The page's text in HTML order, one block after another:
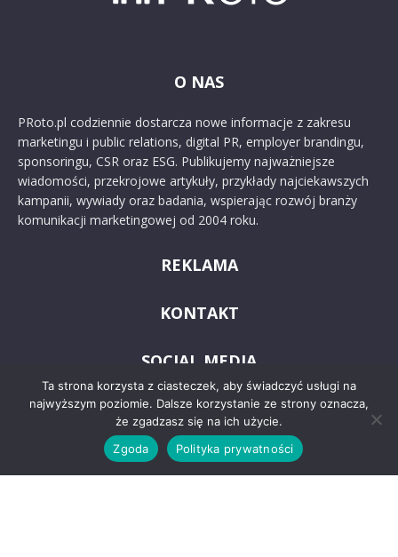
O NAS
PRoto.pl codziennie dostarcza nowe informacje z zakresu
marketingu i public relations, digital PR, employer brandingu,
sponsoringu, CSR oraz ESG. Publikujemy najważniejsze
wiadomości, przekrojowe artykuły, przykłady najciekawszych
kampanii, wywiady oraz badania, wspierając rozwój branży
komunikacji marketingowej od 2004 roku.
REKLAMA
KONTAKT
SOCIAL MEDIA
Ta strona korzysta z ciasteczek, aby świadczyć usługi na
najwyższym poziomie. Dalsze korzystanie ze strony oznacza,
że zgadzasz się na ich użycie.
Zgoda
Polityka prywatności